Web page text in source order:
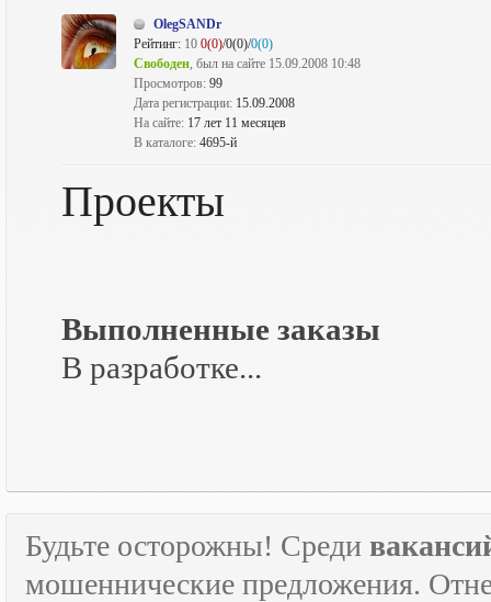
OlegSANDr
Рейтинг: 10 0(0)/0(0)/0(0)
Свободен, был на сайте 15.09.2008 10:48
Просмотров: 99
Дата регистрации: 15.09.2008
На сайте: 17 лет 11 месяцев
В каталоге: 4695-й
Проекты
Выполненные заказы
В разработке...
Будьте осторожны! Среди
мошеннические предложения.